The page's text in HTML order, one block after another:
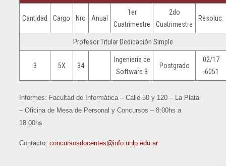
Cantidad Cargo Nro Anual
1er
Cuatrimestre
2do
Cuatrimestre
Resoluc.
Profesor Titular Dedicación Simple
3 5X 34
Ingeniería de
Software 3
Postgrado
02/17
-6051
Informes: Facultad de Informática – Calle 50 y 120 – La Plata
– Oficina de Mesa de Personal y Concursos – 8:00hs a
18:00hs
Contacto: concursosdocentes@info.unlp.edu.ar